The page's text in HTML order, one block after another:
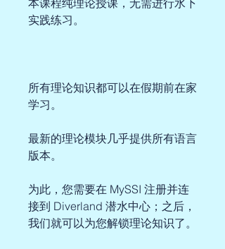
本课程纯理论授课，无需进行水下
实践练习。
所有理论知识都可以在假期前在家
学习。
最新的理论模块几乎提供所有语言
版本。
为此，您需要在 MySSI 注册并连
接到 Diverland 潜水中心；之后，
我们就可以为您解锁理论知识了。